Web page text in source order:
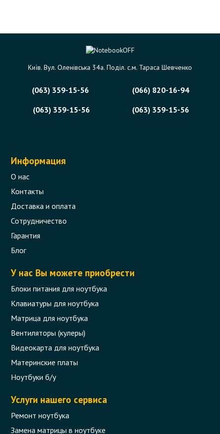
Київ. Вул. Оленівська 34а. Поділ. с.м. Тараса Шевченко
(063) 359-15-56
(066) 820-16-94
(063) 359-15-56
(063) 359-15-56
Информация
О нас
Контакты
Доставка и оплата
Сотрудничество
Гарантия
Блог
У нас Вы можете приобрести
Блоки питания для ноутбука
Клавиатуры для ноутбука
Матрица для ноутбука
Вентиляторы (кулеры)
Видеокарта для ноутбука
Материнские платы
Ноутбуки б/у
Услуги нашего сервиса
Ремонт ноутбука
Замена матрицы в ноутбуке